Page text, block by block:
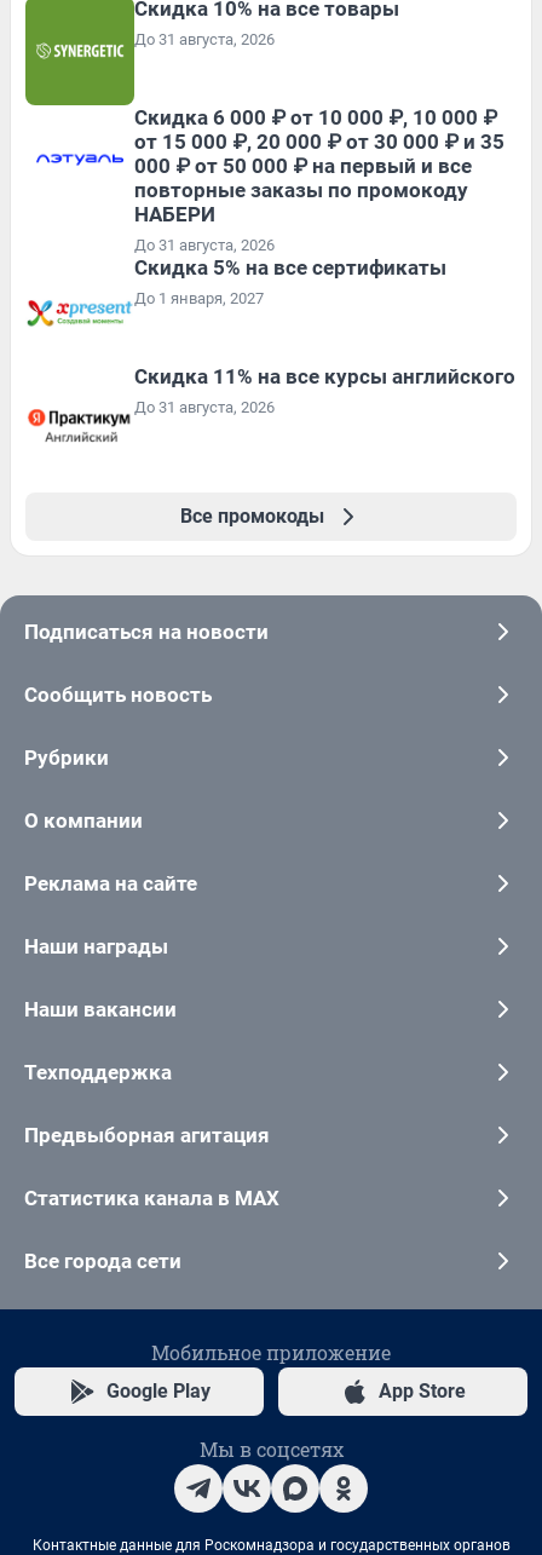
Скидка 10% на все товары
До 31 августа, 2026
Скидка 6 000 ₽ от 10 000 ₽, 10 000 ₽
от 15 000 ₽, 20 000 ₽ от 30 000 ₽ и 35
000 ₽ от 50 000 ₽ на первый и все
повторные заказы по промокоду
НАБЕРИ
До 31 августа, 2026
Скидка 5% на все сертификаты
До 1 января, 2027
Скидка 11% на все курсы английского
До 31 августа, 2026
Все промокоды
Подписаться на новости
Сообщить новость
Рубрики
О компании
Реклама на сайте
Наши награды
Наши вакансии
Техподдержка
Предвыборная агитация
Статистика канала в MAX
Все города сети
Мобильное приложение
Google Play App Store
Мы в соцсетях
Контактные данные для Роскомнадзора и государственных органов